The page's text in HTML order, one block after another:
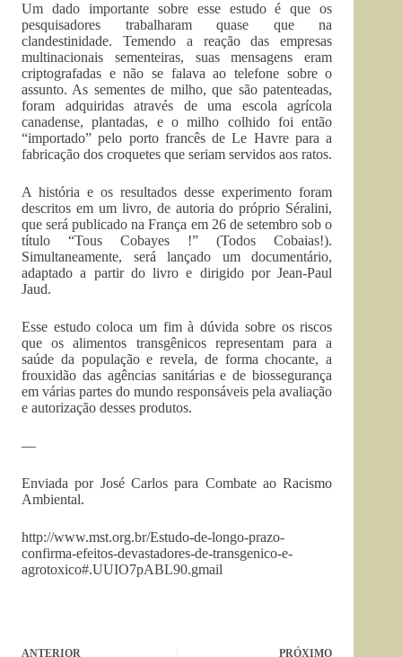
Um dado importante sobre esse estudo é que os
pesquisadores trabalharam quase que na
clandestinidade. Temendo a reação das empresas
multinacionais sementeiras, suas mensagens eram
criptografadas e não se falava ao telefone sobre o
assunto. As sementes de milho, que são patenteadas,
foram adquiridas através de uma escola agrícola
canadense, plantadas, e o milho colhido foi então
“importado” pelo porto francês de Le Havre para a
fabricação dos croquetes que seriam servidos aos ratos.
A história e os resultados desse experimento foram
descritos em um livro, de autoria do próprio Séralini,
que será publicado na França em 26 de setembro sob o
título “Tous Cobayes !” (Todos Cobaias!).
Simultaneamente, será lançado um documentário,
adaptado a partir do livro e dirigido por Jean-Paul
Jaud.
Esse estudo coloca um fim à dúvida sobre os riscos
que os alimentos transgênicos representam para a
saúde da população e revela, de forma chocante, a
frouxidão das agências sanitárias e de biossegurança
em várias partes do mundo responsáveis pela avaliação
e autorização desses produtos.
—
Enviada por José Carlos para Combate ao Racismo
Ambiental.
http://www.mst.org.br/Estudo-de-longo-prazo-
confirma-efeitos-devastadores-de-transgenico-e-
agrotoxico#.UUIO7pABL90.gmail
ANTERIOR PRÓXIMO